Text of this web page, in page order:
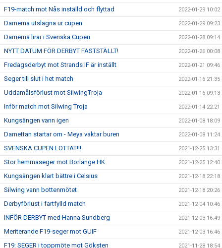
F19-match mot Nås inställd och flyttad 2022-01-29 10:02
Damerna utslagna ur cupen 2022-01-29 09:23
Damerna lirar i Svenska Cupen 2022-01-28 09:14
NYTT DATUM FÖR DERBYT FASTSTÄLLT! 2022-01-26 00:08
Fredagsderbyt mot Strands IF är inställt 2022-01-21 09:46
Seger till slut i het match 2022-01-16 21:35
Uddamålsförlust mot SilwingTroja 2022-01-16 09:13
Inför match mot Silwing Troja 2022-01-14 22:21
Kungsängen vann igen 2022-01-08 18:09
Damettan startar om - Meya vaktar buren 2022-01-08 11:24
SVENSKA CUPEN LOTTAT!!! 2021-12-25 13:31
Stor hemmaseger mot Borlänge HK 2021-12-25 12:40
Kungsängen klart bättre i Celsius 2021-12-18 22:18
Silwing vann bottenmötet 2021-12-18 20:26
Derbyförlust i fartfylld match 2021-12-04 10:46
INFÖR DERBYT med Hanna Sundberg 2021-12-03 16:49
Meriterande F19-seger mot GUIF 2021-12-03 16:46
F19: SEGER i toppmöte mot Göksten 2021-11-28 18:54